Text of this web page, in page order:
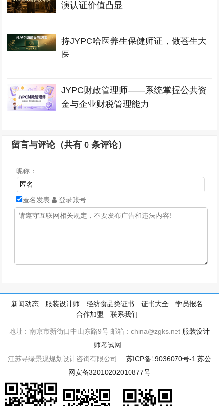
演认证价值凸显
持JYPC哈医养生保健师证，做苍生大
医
JYPC财政管理师——系统掌握公共资
金与企业财税管理能力
留言与评论（共有0 条评论）
昵称：
匿名发表 登录账号
新闻动态 服装设计师 轻纺食品类证书 证书大全
学员报名
合作加盟
联系我们
地址：南京市新街口中山东路9号 邮箱：china@zgks.net 服装设计
师考试网 .
江苏寻绿景观规划设计咨询有限公司. 苏ICP备19036070号-1 苏公
网安备32010202010877号